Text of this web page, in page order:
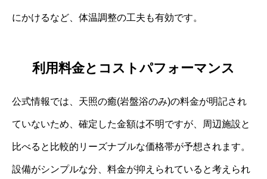
にかけるなど、体温調整の工夫も有効です。
利用料金とコストパフォーマンス
公式情報では、天照の癒(岩盤浴のみ)の料金が明記され
ていないため、確定した金額は不明ですが、周辺施設と
比べると比較的リーズナブルな価格帯が予想されます。
設備がシンプルな分、料金が抑えられていると考えられ